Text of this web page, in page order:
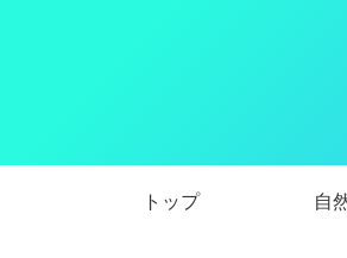
トップ 自